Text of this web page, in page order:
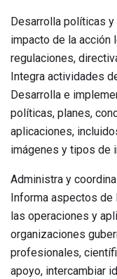
Desarrolla políticas y
impacto de la acción
regulaciones,
Integra actividades
Desarrolla e
políticas, planes,
aplicaciones,
imágenes y tipos de
Administra y
Informa aspectos
las operaciones y
organizaciones
profesionales,
apoyo, intercambiar